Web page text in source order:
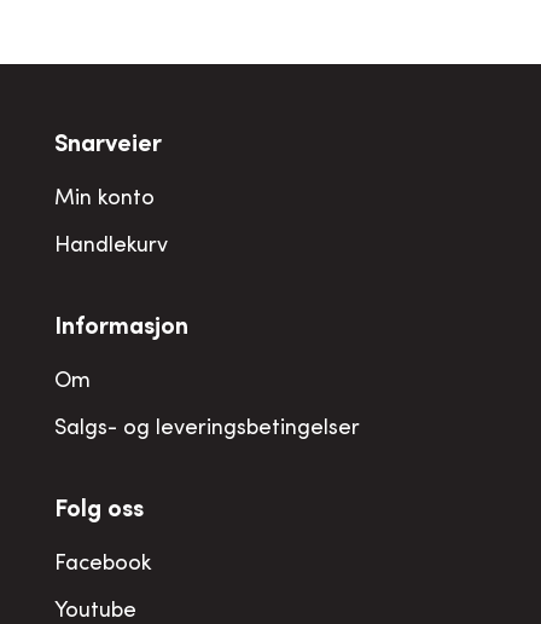
Snarveier
Min konto
Handlekurv
Informasjon
Om
Salgs- og leveringsbetingelser
Folg oss
Facebook
Youtube